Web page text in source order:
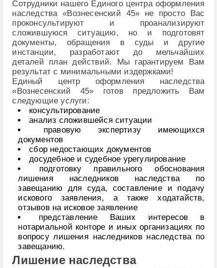
Сотрудники нашего Единого центра оформления
наследства «Вознесенский 45» не просто Вас
проконсультируют и проанализируют
сложившуюся ситуацию, но и подготовят
документы, обращения в суды и другие
инстанции, разработают до мельчайших
деталей план действий. Мы гарантируем Вам
результат с минимальными издержками!
Единый центр оформления наследства
«Вознесенский 45» готов предложить Вам
следующие услуги:
консультирование
анализ сложившейся ситуации
правовую экспертизу имеющихся
документов
сбор недостающих документов
досудебное и судебное урегулирование
подготовку правильного обоснования
лишения наследников наследства по
завещанию для суда, составление и подачу
искового заявления, а также ходатайств,
отзывов на исковое заявление
представление Ваших интересов в
нотариальной конторе и иных организациях по
вопросу лишения наследников наследства по
завещанию.
Лишение наследства